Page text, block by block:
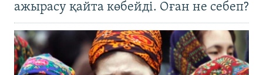
ажырасу қайта көбейді. Оған не себеп?